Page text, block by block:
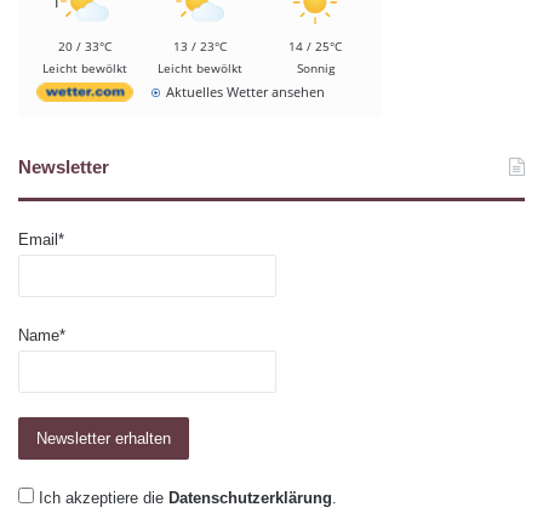
20 / 33°C
Leicht bewölkt
13 / 23°C
Leicht bewölkt
14 / 25°C
Sonnig
Aktuelles Wetter ansehen
Newsletter
Email*
Name*
Ich akzeptiere die Datenschutzerklärung